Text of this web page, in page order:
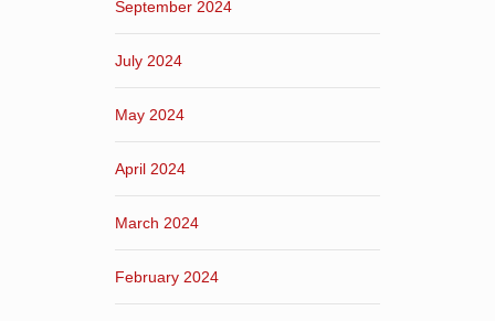
September 2024
July 2024
May 2024
April 2024
March 2024
February 2024